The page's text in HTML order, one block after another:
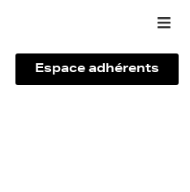
Espace adhérents